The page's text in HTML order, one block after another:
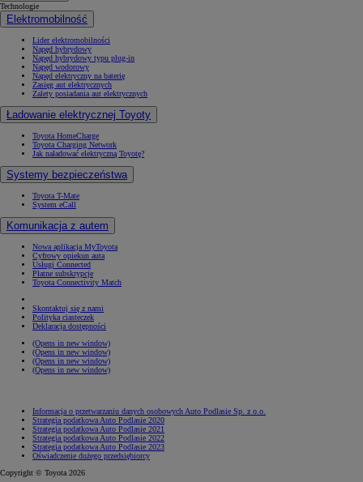
Technologie
Elektromobilność
Lider elektromobilności
Napęd hybrydowy
Napęd hybrydowy typu plug-in
Napęd wodorowy
Napęd elektryczny na baterię
Zasięg aut elektrycznych
Zalety posiadania aut elektrycznych
Ładowanie elektrycznej Toyoty
Toyota HomeCharge
Toyota Charging Network
Jak naładować elektryczną Toyotę?
Systemy bezpieczeństwa
Toyota T-Mate
System eCall
Komunikacja z autem
Nowa aplikacja MyToyota
Cyfrowy opiekun auta
Usługi Connected
Płatne subskrypcje
Toyota Connectivity Match
Skontaktuj się z nami
Polityka ciasteczek
Deklaracja dostępności
(Opens in new window)
(Opens in new window)
(Opens in new window)
(Opens in new window)
Informacja o przetwarzaniu danych osobowych Auto Podlasie Sp. z o.o.
Strategia podatkowa Auto Podlasie 2020
Strategia podatkowa Auto Podlasie 2021
Strategia podatkowa Auto Podlasie 2022
Strategia podatkowa Auto Podlasie 2023
Oświadczenie dużego przedsiębiorcy
Copyright © Toyota 2026